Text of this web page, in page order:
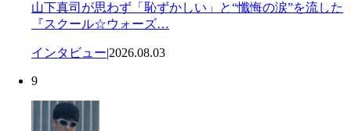
山下真司が思わず「恥ずかしい」と“懺悔の涙”を流した
『スクール☆ウォーズ…
インタビュー|2026.08.03
9